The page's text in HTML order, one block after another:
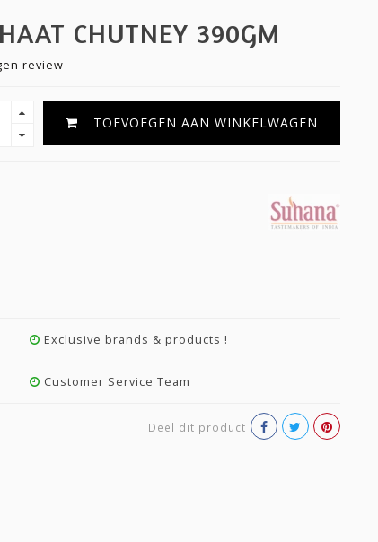
CHUTNEY 390GM
review
TOEVOEGEN AAN WINKELWAGEN
Exclusive brands & products !
Customer Service Team
Deel dit product